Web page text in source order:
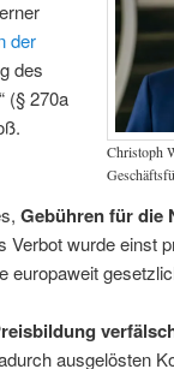
Christoph
der
des
(§ 270a
Gebühren für die
Verbot wurde einst
europaweit
ausgelösten